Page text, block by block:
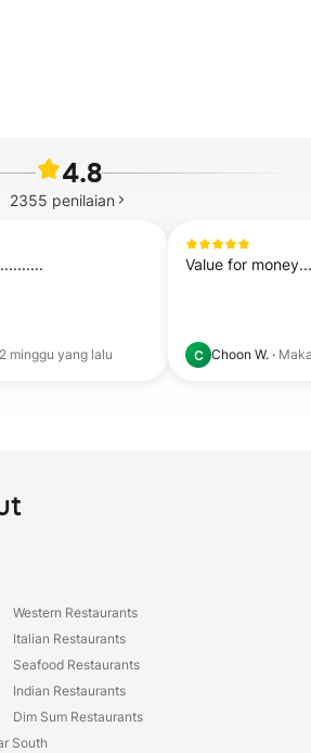
4.8
2355 penilaian
2 minggu yang lalu
Value for
C Choon W. ·
Western Restaurants
Italian Restaurants
Seafood Restaurants
Indian Restaurants
Dim Sum Restaurants
South